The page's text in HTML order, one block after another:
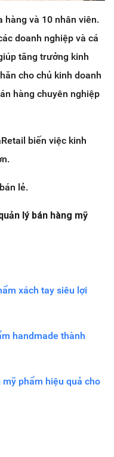
hàng và 10 nhân viên.
doanh nghiệp và cá
tăng trưởng kinh
cho chủ kinh doanh
hàng chuyên nghiệp
biến việc kinh
lẻ.
lý bán hàng mỹ
xách tay siêu lợi
handmade thành
phẩm hiệu quả cho